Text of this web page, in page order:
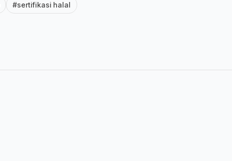
#sertifikasi halal